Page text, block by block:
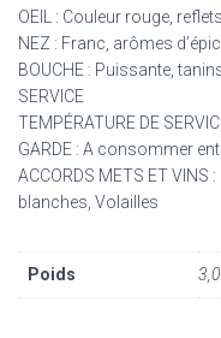
OEIL : Couleur rouge,
NEZ : Franc, arômes
BOUCHE : Puissante,
SERVICE
TEMPÉRATURE DE
GARDE : A consommer
ACCORDS METS ET
blanches, Volailles
Poids